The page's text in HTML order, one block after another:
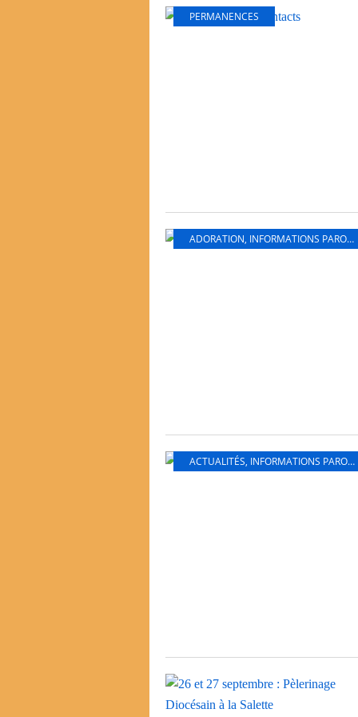
PERMANENCES
ADORATION, INFORMATIONS PAROISSIALES
ACTUALITÉS, INFORMATIONS PAROISSIALES